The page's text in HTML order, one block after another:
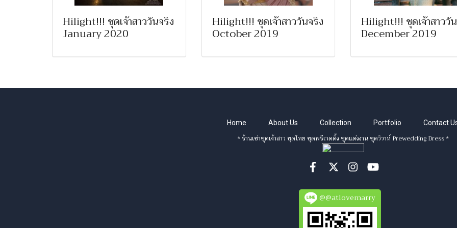
Hilight!!! ชุดเจ้าสาววันจริง
January 2020
Hilight!!! ชุดเจ้าสาววันจริง
October 2019
Hilight!!! ชุดเจ้าสาววั
December 2019
Home About Us Collection Portfolio Contact
* ร้านเช่าชุดเจ้าสาว ชุดไทย ชุดพรีเวดดิ้ง ชุดแต่งงาน ชุดวิวาห์ Prewedding Dress *
@@atlovemarry